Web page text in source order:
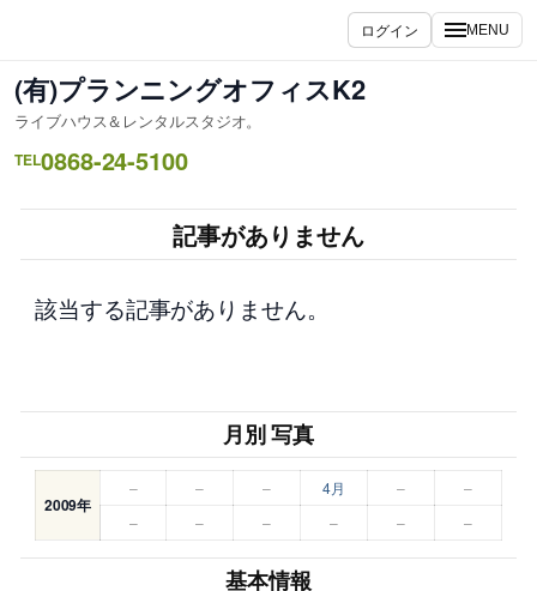
を
ス
キ
ッ
ログイン MENU
(有)プランニングオフィスK2
ライブハウス＆レンタルスタジオ。
TEL0868-24-5100
記事がありません
該当する記事がありません。
月別 写真
2009年
– – – 4月 –
–
–
– – – – –
基本情報